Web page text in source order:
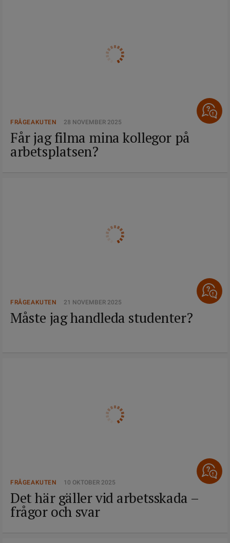
FRÅGEAKUTEN 28 NOVEMBER 2025
Får jag filma mina kollegor på
arbetsplatsen?
FRÅGEAKUTEN 21 NOVEMBER 2025
Måste jag handleda studenter?
FRÅGEAKUTEN 10 OKTOBER 2025
Det här gäller vid arbetsskada –
frågor och svar